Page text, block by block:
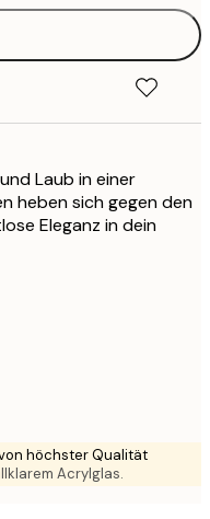
Laub in einer
heben sich gegen den
Eleganz in dein
höchster Qualität
Acrylglas.